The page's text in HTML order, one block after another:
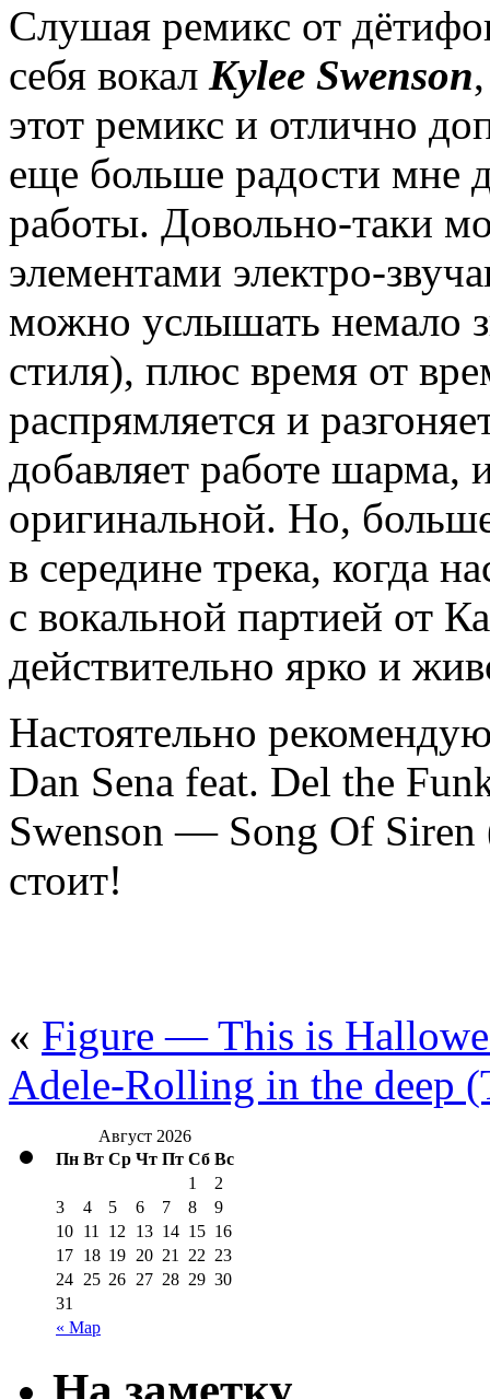
Слушая ремикс от
себя вокал Kylee Swenson
этот ремикс и отлично
еще больше радости мне
работы. Довольно-таки
элементами электро-
можно услышать немало
стиля), плюс время от
распрямляется и
добавляет работе шарма,
оригинальной. Но,
в середине трека, когда
с вокальной партией от
действительно ярко и
Настоятельно
Dan Sena feat. Del the
Swenson — Song Of
стоит!
« Figure — This is
Adele-Rolling in the deep
Август 2026
Пн Вт Ср Чт Пт Сб Вс
« Мар
1
2
3
4 5 6 7 8
9
10 11 12 13 14 15 16
17 18 19 20 21 22 23
24 25 26 27 28 29 30
31